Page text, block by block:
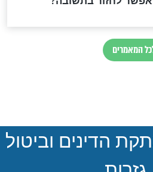
האבוד שנחשף
מוסקבה: כתב היד
שורדת השואה שחוגגת 100:
לקב"ה על כל השנים"